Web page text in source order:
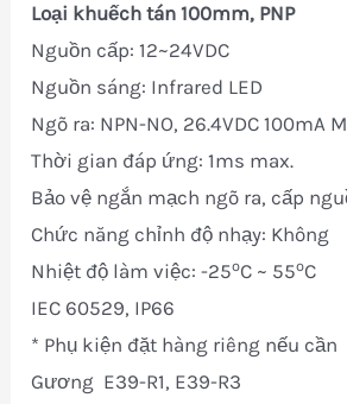
Loại khuếch tán 100mm, PNP
Nguồn cấp: 12~24VDC
Nguồn sáng: Infrared LED
Ngõ ra: NPN-NO, 26.4VDC 100mA
Thời gian đáp ứng: 1ms max.
Bảo vệ ngắn mạch ngõ ra, cấp
Chức năng chỉnh độ nhạy: Không
Nhiệt độ làm việc: -25oC ~ 55oC
IEC 60529, IP66
* Phụ kiện đặt hàng riêng nếu cần
Gương E39-R1, E39-R3